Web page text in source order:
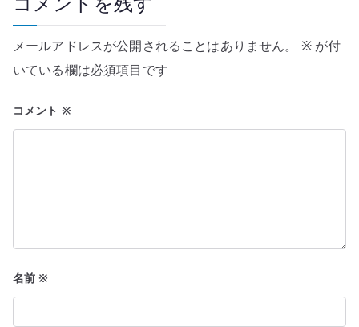
シ
ョ
ン
メールアドレスが公開されることはありません。 ※が付
いている欄は必須項目です
コメント ※
名前※